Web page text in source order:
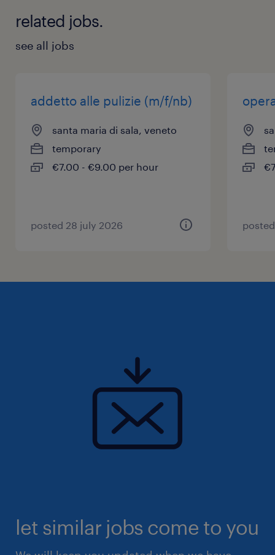
related jobs.
see all jobs
addetto alle pulizie (m/f/nb)
santa maria di sala, veneto
temporary
€7.00 - €9.00 per hour
posted 28 july 2026
let similar jobs come to you